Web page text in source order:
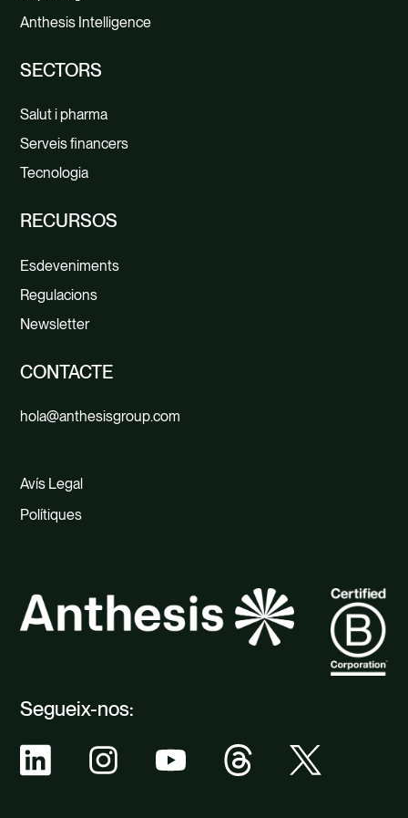
Segueix-nos:
Anthesis Intelligence
SECTORS
Salut i pharma
Serveis financers
Tecnologia
RECURSOS
Esdeveniments
Regulacions
Newsletter
CONTACTE
hola@anthesisgroup.com
Avís Legal
Polítiques